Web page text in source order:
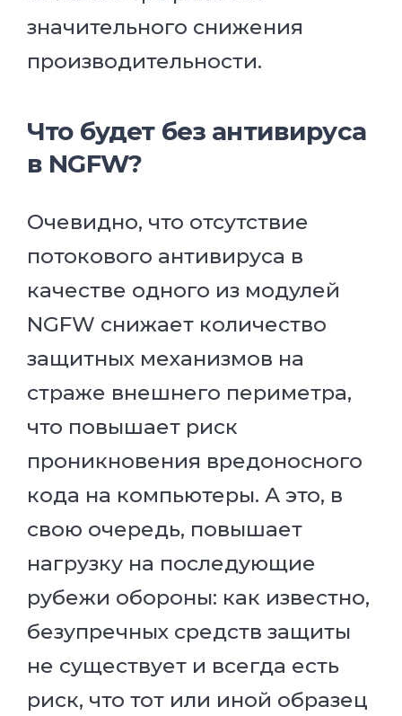
значительного снижения
производительности.
Что будет без антивируса
в NGFW?
Очевидно, что отсутствие
потокового антивируса в
качестве одного из модулей
NGFW снижает количество
защитных механизмов на
страже внешнего периметра,
что повышает риск
проникновения вредоносного
кода на компьютеры. А это, в
свою очередь, повышает
нагрузку на последующие
рубежи обороны: как известно,
безупречных средств защиты
не существует и всегда есть
риск, что тот или иной образец